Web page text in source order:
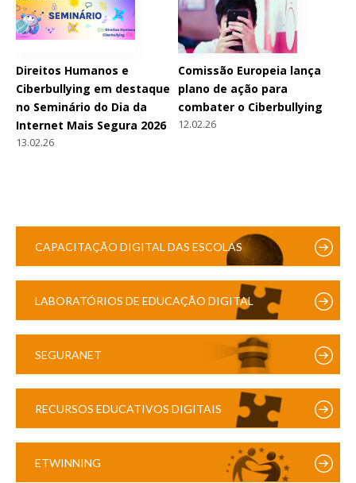
Direitos Humanos e
Ciberbullying em destaque
no Seminário do Dia da
Internet Mais Segura 2026
13.02.26
Comissão Europeia lança
plano de ação para
combater o Ciberbullying
12.02.26
CAPACITAÇÃO DIGITAL DAS ESCOLAS
LABORATÓRIOS DE EDUCAÇÃO DIGITAL
SEGURANET
RECURSOS EDUCATIVOS DIGITAIS
ETWINNING